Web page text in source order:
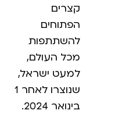
קצרים
הפתוחים
להשתתפות
מכל העולם,
למעט ישראל,
שנוצרו לאחר 1
בינואר 2024.